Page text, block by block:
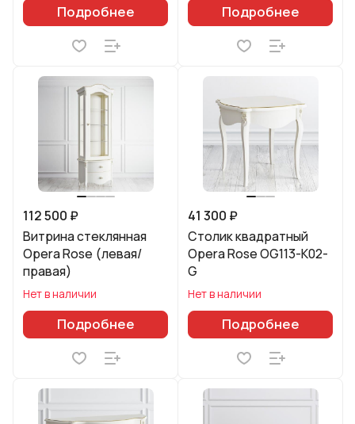
Подробнее Подробнее
112 500 ₽
Витрина стеклянная
Opera Rose (левая/
правая)
Нет в наличии
Подробнее
41 300 ₽
Столик квадратный
Opera Rose OG113-K02-
G
Нет в наличии
Подробнее